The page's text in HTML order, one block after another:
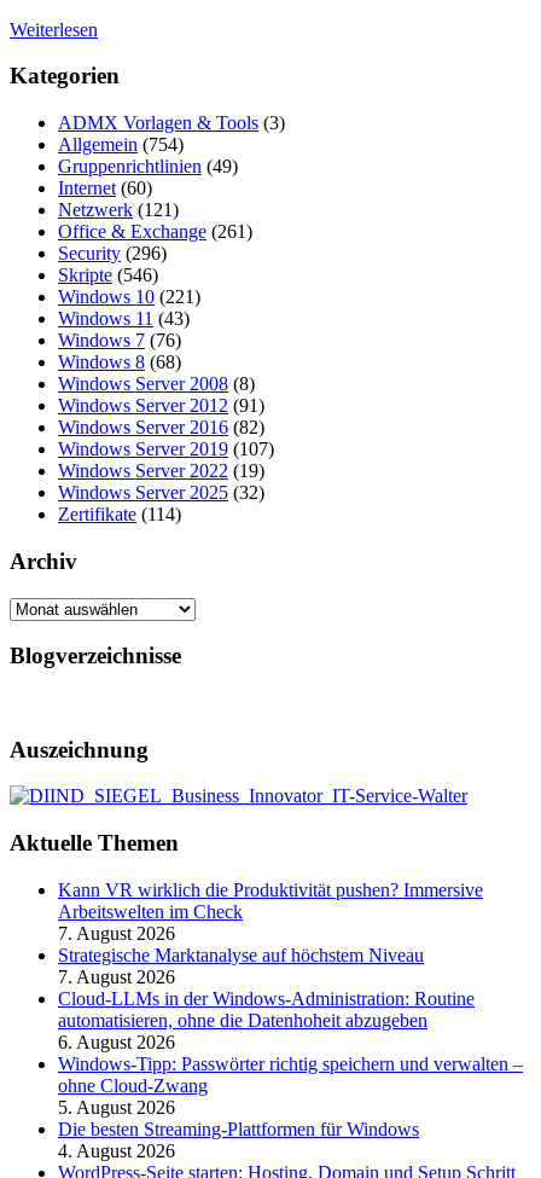
Weiterlesen
Kategorien
ADMX Vorlagen & Tools (3)
Allgemein (754)
Gruppenrichtlinien (49)
Internet (60)
Netzwerk (121)
Office & Exchange (261)
Security (296)
Skripte (546)
Windows 10 (221)
Windows 11 (43)
Windows 7 (76)
Windows 8 (68)
Windows Server 2008 (8)
Windows Server 2012 (91)
Windows Server 2016 (82)
Windows Server 2019 (107)
Windows Server 2022 (19)
Windows Server 2025 (32)
Zertifikate (114)
Archiv
Archiv
Blogverzeichnisse
Auszeichnung
Aktuelle Themen
Kann VR wirklich die Produktivität pushen? Immersive
Arbeitswelten im Check
7. August 2026
Strategische Marktanalyse auf höchstem Niveau
7. August 2026
Cloud-LLMs in der Windows-Administration: Routine
automatisieren, ohne die Datenhoheit abzugeben
6. August 2026
Windows-Tipp: Passwörter richtig speichern und verwalten –
ohne Cloud-Zwang
5. August 2026
Die besten Streaming-Plattformen für Windows
4. August 2026
WordPress-Seite starten: Hosting, Domain und Setup Schritt